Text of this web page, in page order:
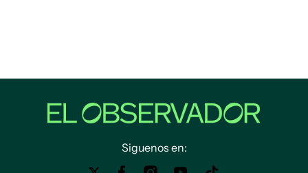
Siguenos en: